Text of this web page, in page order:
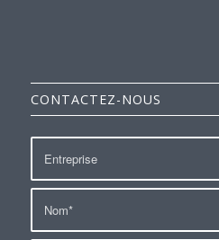
CONTACTEZ-NOUS